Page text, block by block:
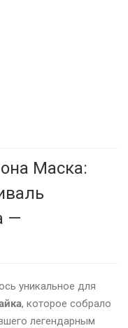
Маска:
—
уникальное для
, которое собрало
легендарным